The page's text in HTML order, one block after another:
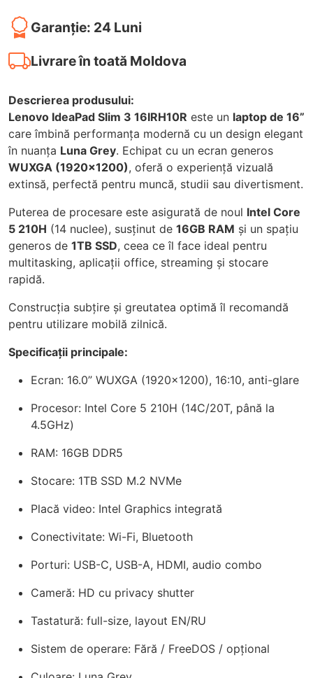
Garanție: 24 Luni
Livrare în toată Moldova
Descrierea produsului:
Lenovo IdeaPad Slim 3 16IRH10R este un laptop de 16”
care îmbină performanța modernă cu un design elegant
în nuanța Luna Grey. Echipat cu un ecran generos
WUXGA (1920x1200), oferă o experiență vizuală
extinsă, perfectă pentru muncă, studii sau divertisment.
Puterea de procesare este asigurată de noul Intel Core
5 210H (14 nuclee), susținut de 16GB RAM și un spațiu
generos de 1TB SSD, ceea ce îl face ideal pentru
multitasking, aplicații office, streaming și stocare
rapidă.
Construcția subțire și greutatea optimă îl recomandă
pentru utilizare mobilă zilnică.
Specificații principale:
Ecran: 16.0” WUXGA (1920x1200), 16:10, anti-glare
Procesor: Intel Core 5 210H (14C/20T, până la
4.5GHz)
RAM: 16GB DDR5
Stocare: 1TB SSD M.2 NVMe
Placă video: Intel Graphics integrată
Conectivitate: Wi-Fi, Bluetooth
Porturi: USB-C, USB-A, HDMI, audio combo
Cameră: HD cu privacy shutter
Tastatură: full-size, layout EN/RU
Sistem de operare: Fără / FreeDOS / opțional